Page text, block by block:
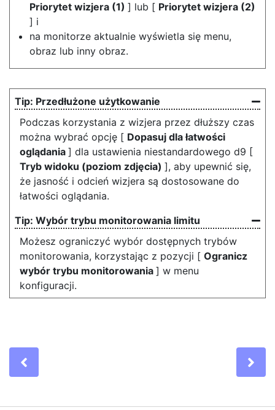
Priorytet wizjera (1) ] lub [ Priorytet wizjera (2)
] i
na monitorze aktualnie wyświetla się menu,
obraz lub inny obraz.
Przedłużone użytkowanie
Podczas korzystania z wizjera przez dłuższy czas
można wybrać opcję [ Dopasuj dla łatwości
oglądania ] dla ustawienia niestandardowego d9 [
Tryb widoku (poziom zdjęcia) ], aby upewnić się,
że jasność i odcień wizjera są dostosowane do
łatwości oglądania.
Wybór trybu monitorowania limitu
Możesz ograniczyć wybór dostępnych trybów
monitorowania, korzystając z pozycji [ Ogranicz
wybór trybu monitorowania ] w menu
konfiguracji.